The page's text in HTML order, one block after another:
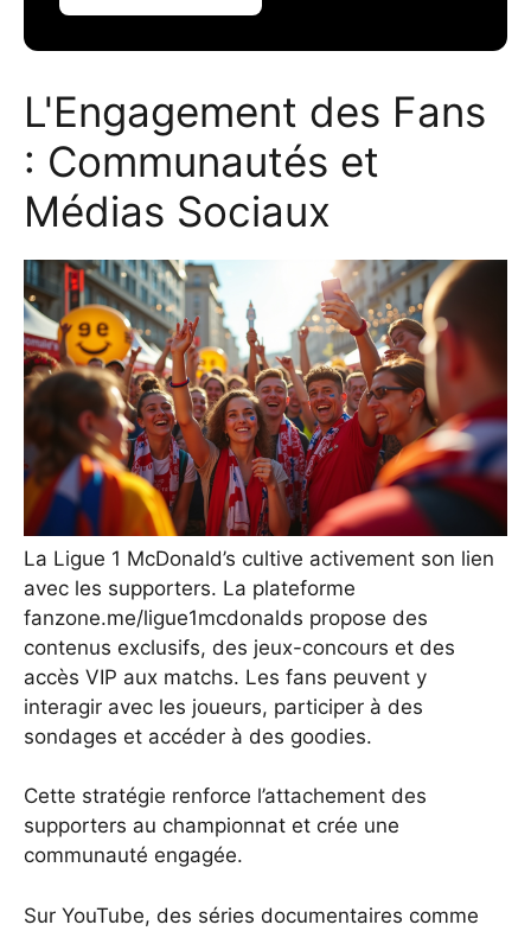
L'Engagement des Fans
: Communautés et
Médias Sociaux
La Ligue 1 McDonald’s cultive activement son lien
avec les supporters. La plateforme
fanzone.me/ligue1mcdonalds propose des
contenus exclusifs, des jeux-concours et des
accès VIP aux matchs. Les fans peuvent y
interagir avec les joueurs, participer à des
sondages et accéder à des goodies.
Cette stratégie renforce l’attachement des
supporters au championnat et crée une
communauté engagée.
Sur YouTube, des séries documentaires comme